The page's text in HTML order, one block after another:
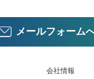
メールフォーム
会社情報